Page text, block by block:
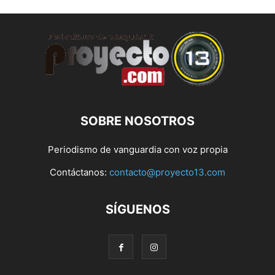
SOBRE NOSOTROS
Periodismo de vanguardia con voz propia
Contáctanos: contacto@proyecto13.com
SÍGUENOS